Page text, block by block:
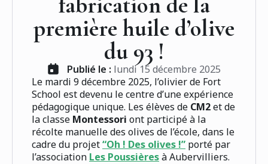
première huile d’olive
du 93 !
Publié le : lundi 15 décembre 2025
Le mardi 9 décembre 2025, l’olivier de Fort
School est devenu le centre d’une expérience
pédagogique unique. Les élèves de CM2et de
la classe Montessori ont participé à la
récolte manuelle des olives de l’école, dans le
cadre du projet“Oh ! Des olives !” porté par
l’association Les Poussièresà Aubervilliers.